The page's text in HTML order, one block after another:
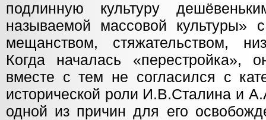
подлинную культуру
называемой массовой культуры»
мещанством, стяжательством,
Когда началась «перестройка»,
вместе с тем не согласился с
исторической роли И.В.Сталина и
одной из причин для его